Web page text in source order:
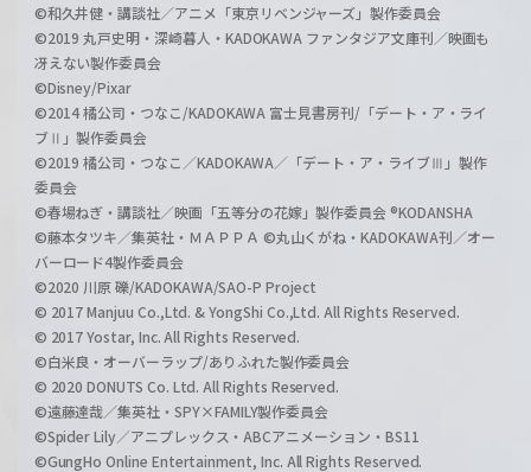
©和久井健・講談社／アニメ「東京リベンジャーズ」製作委員会
©2019 丸戸史明・深崎暮人・KADOKAWA ファンタジア文庫刊／映画も
冴えない製作委員会
©Disney/Pixar
©2014 橘公司・つなこ/KADOKAWA 富士見書房刊/「デート・ア・ライ
ブⅡ」製作委員会
©2019 橘公司・つなこ／KADOKAWA／「デート・ア・ライブⅢ」製作
委員会
©春場ねぎ・講談社／映画「五等分の花嫁」製作委員会 ®KODANSHA
©藤本タツキ／集英社・ＭＡＰＰＡ ©丸山くがね・KADOKAWA刊／オー
バーロード4製作委員会
©2020 川原 礫/KADOKAWA/SAO-P Project
© 2017 Manjuu Co.,Ltd. & YongShi Co.,Ltd. All Rights Reserved.
© 2017 Yostar, Inc. All Rights Reserved.
©白米良・オーバーラップ/ありふれた製作委員会
© 2020 DONUTS Co. Ltd. All Rights Reserved.
©遠藤達哉／集英社・SPY×FAMILY製作委員会
©Spider Lily／アニプレックス・ABCアニメーション・BS11
©GungHo Online Entertainment, Inc. All Rights Reserved.